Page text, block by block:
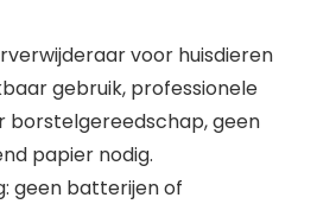
voor huisdieren
gebruik, professionele
borstelgereedschap, geen
papier nodig.
geen batterijen of